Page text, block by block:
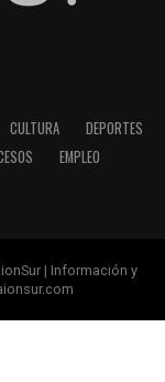
CULTURA
DEPORTES
EMPLEO
| Información y